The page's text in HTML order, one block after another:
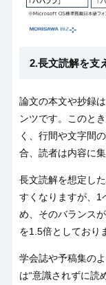
2.長文読解を支
論文の本文や抄録
ンツです。このと
く、行間や文字間
合、読者は内容に
長文読解を想定し
すくなりますが、 1
め、そのバランス
を1.5倍としており
学会誌や予稿集の
は“意識されずに読